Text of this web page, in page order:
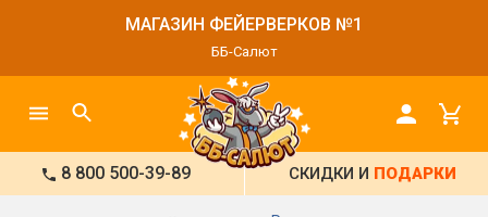
МАГАЗИН ФЕЙЕРВЕРКОВ №1
ББ-Салют
8 800 500-39-89 СКИДКИ И ПОДАРКИ